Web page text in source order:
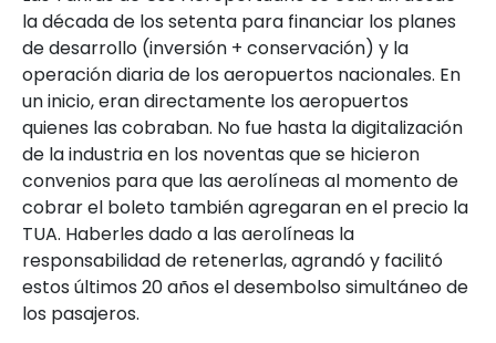
la década de los setenta para financiar los planes
de desarrollo (inversión + conservación) y la
operación diaria de los aeropuertos nacionales. En
un inicio, eran directamente los aeropuertos
quienes las cobraban. No fue hasta la digitalización
de la industria en los noventas que se hicieron
convenios para que las aerolíneas al momento de
cobrar el boleto también agregaran en el precio la
TUA. Haberles dado a las aerolíneas la
responsabilidad de retenerlas, agrandó y facilitó
estos últimos 20 años el desembolso simultáneo de
los pasajeros.